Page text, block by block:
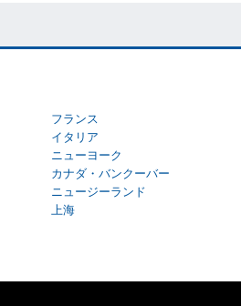
フランス
イタリア
ニューヨーク
カナダ・バンクーバー
ニュージーランド
上海